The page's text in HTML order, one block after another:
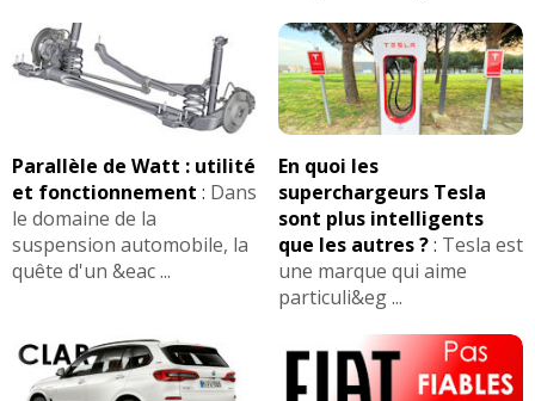
Parallèle de Watt : utilité
et fonctionnement : Dans
le domaine de la
suspension automobile, la
quête d'un &eac ...
En quoi les
superchargeurs Tesla
sont plus intelligents
que les autres ?: Tesla est
une marque qui aime
particuli&eg ...